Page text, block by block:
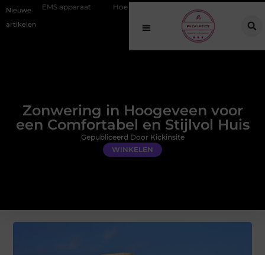
Nieuwe
artikelen
Hoe online vindbaarheid verandert in 2026
Zonwering in Hoogeveen voor
een Comfortabel en Stijlvol Huis
WINKELEN
Gepubliceerd Door Kickinsite